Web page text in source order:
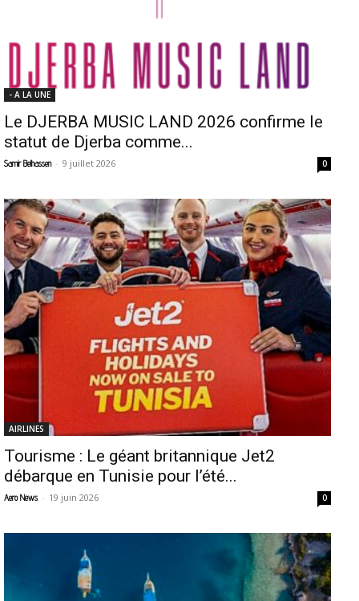
- A LA UNE
Le DJERBA MUSIC LAND 2026 confirme le
statut de Djerba comme...
Samir Belhassen - 9 juillet 2026 0
AIRLINES
Tourisme : Le géant britannique Jet2
débarque en Tunisie pour l’été...
Aero News - 19 juin 2026 0